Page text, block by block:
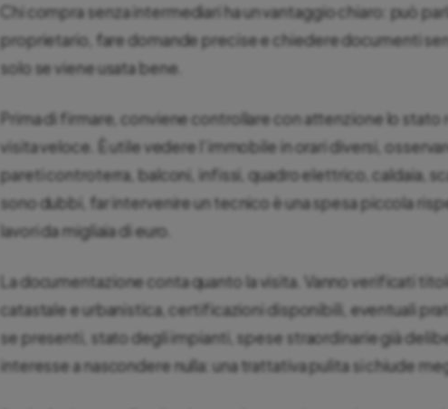
Chi compra senza intermediari ha un vantaggio chiaro: può
proprietario, fare domande precise e chiedere documenti
solo se viene usata bene.
Prima di firmare, conviene controllare con attenzione lo stato
visita veloce. È utile vedere l’immobile in orari diversi,
pareti controterra, balconi, infissi, quadro elettrico, caldaia,
sono dubbi, far intervenire un tecnico è una spesa piccola
lavori da migliaia di euro.
La documentazione conta quanto la visita. Vanno verificati
catastale e urbanistica, certificazioni disponibili, eventuali
se presenti, stato degli impianti, spese straordinarie già
interesse a nascondere nulla: una trattativa pulita si chiude